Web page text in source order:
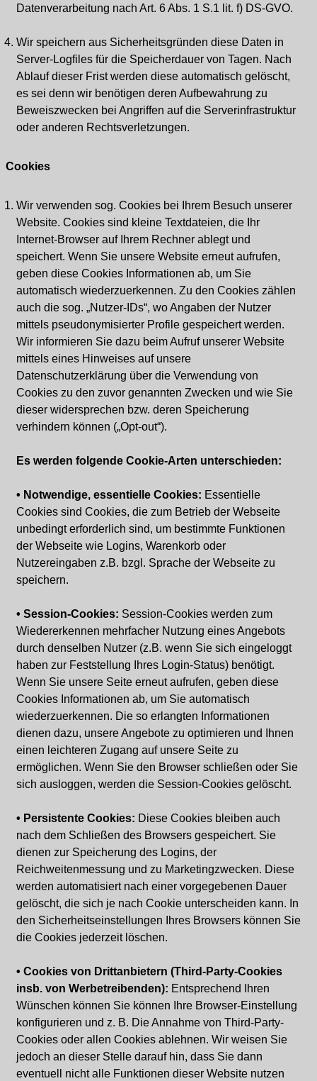
Datenverarbeitung nach Art. 6 Abs. 1 S.1 lit. f) DS-GVO.
Wir speichern aus Sicherheitsgründen diese Daten in
Server-Logfiles für die Speicherdauer von Tagen. Nach
Ablauf dieser Frist werden diese automatisch gelöscht,
es sei denn wir benötigen deren Aufbewahrung zu
Beweiszwecken bei Angriffen auf die Serverinfrastruktur
oder anderen Rechtsverletzungen.
Cookies
Wir verwenden sog. Cookies bei Ihrem Besuch unserer
Website. Cookies sind kleine Textdateien, die Ihr
Internet-Browser auf Ihrem Rechner ablegt und
speichert. Wenn Sie unsere Website erneut aufrufen,
geben diese Cookies Informationen ab, um Sie
automatisch wiederzuerkennen. Zu den Cookies zählen
auch die sog. „Nutzer-IDs“, wo Angaben der Nutzer
mittels pseudonymisierter Profile gespeichert werden.
Wir informieren Sie dazu beim Aufruf unserer Website
mittels eines Hinweises auf unsere
Datenschutzerklärung über die Verwendung von
Cookies zu den zuvor genannten Zwecken und wie Sie
dieser widersprechen bzw. deren Speicherung
verhindern können („Opt-out“).
Es werden folgende Cookie-Arten unterschieden:
• Notwendige, essentielle Cookies: Essentielle
Cookies sind Cookies, die zum Betrieb der Webseite
unbedingt erforderlich sind, um bestimmte Funktionen
der Webseite wie Logins, Warenkorb oder
Nutzereingaben z.B. bzgl. Sprache der Webseite zu
speichern.
• Session-Cookies: Session-Cookies werden zum
Wiedererkennen mehrfacher Nutzung eines Angebots
durch denselben Nutzer (z.B. wenn Sie sich eingeloggt
haben zur Feststellung Ihres Login-Status) benötigt.
Wenn Sie unsere Seite erneut aufrufen, geben diese
Cookies Informationen ab, um Sie automatisch
wiederzuerkennen. Die so erlangten Informationen
dienen dazu, unsere Angebote zu optimieren und Ihnen
einen leichteren Zugang auf unsere Seite zu
ermöglichen. Wenn Sie den Browser schließen oder Sie
sich ausloggen, werden die Session-Cookies gelöscht.
• Persistente Cookies: Diese Cookies bleiben auch
nach dem Schließen des Browsers gespeichert. Sie
dienen zur Speicherung des Logins, der
Reichweitenmessung und zu Marketingzwecken. Diese
werden automatisiert nach einer vorgegebenen Dauer
gelöscht, die sich je nach Cookie unterscheiden kann. In
den Sicherheitseinstellungen Ihres Browsers können Sie
die Cookies jederzeit löschen.
• Cookies von Drittanbietern (Third-Party-Cookies
insb. von Werbetreibenden): Entsprechend Ihren
Wünschen können Sie können Ihre Browser-Einstellung
konfigurieren und z. B. Die Annahme von Third-Party-
Cookies oder allen Cookies ablehnen. Wir weisen Sie
jedoch an dieser Stelle darauf hin, dass Sie dann
eventuell nicht alle Funktionen dieser Website nutzen